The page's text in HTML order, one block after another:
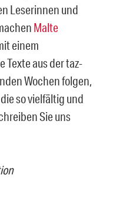
Leserinnen und
Malte
einem
Texte aus der taz-
Wochen folgen,
so vielfältig und
Sie uns